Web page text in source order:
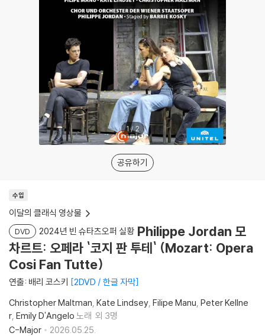
1 /2
공유하기
수입
이달의 클래식 영상물
DVD 2024년 빈 슈타츠오퍼 실황 Philippe Jordan 모
차르트: 오페라 `코지 판 투테` (Mozart: Opera
Cosi Fan Tutte)
연출: 배리 코스키 2DVD / 한글 자막
Christopher Maltman Kate Lindsey Filipe Manu Peter Kellne
r Emily D'Angelo 노래 외 3명
C-Major
2026.05.25.